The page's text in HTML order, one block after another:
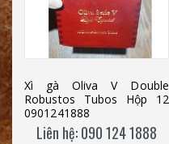
Xì gà Oliva V Double
Robustos Tubos Hộp 12
0901241888
Liên hệ: 090 124 1888